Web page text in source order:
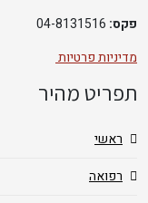
פקס:
מדיניות פרטיות
תפריט מהיר
ראשי
רפואה